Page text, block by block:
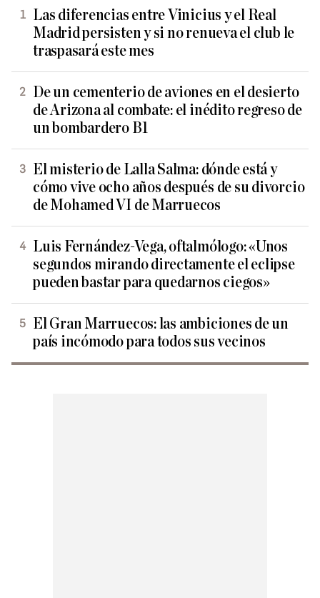
Las diferencias entre Vinicius y el Real
Madrid persisten y si no renueva el club le
traspasará este mes
De un cementerio de aviones en el desierto
de Arizona al combate: el inédito regreso de
un bombardero B1
El misterio de Lalla Salma: dónde está y
cómo vive ocho años después de su divorcio
de Mohamed VI de Marruecos
Luis Fernández-Vega, oftalmólogo: «Unos
segundos mirando directamente el eclipse
pueden bastar para quedarnos ciegos»
El Gran Marruecos: las ambiciones de un
país incómodo para todos sus vecinos